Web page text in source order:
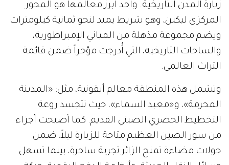
زيارة المدن التاريخية. وأحد أبرز معالمها هو المحور
المركزي لبكين، وهو شريط يمتد لنحو ثمانية كيلومترات
ويضم مجموعة مذهلة من المباني الإمبراطورية،
والساحات التاريخية، التي أُدرجت مؤخراً ضمن قائمة
التراث العالمي.
وتشمل هذه المنطقة معالم أيقونية، مثل: «المدينة
المحرمة»، و«معبد السماء»، حيث تتجسد روعة
التخطيط الحضري الصيني القديم. كما أصبحت أجزاء
من سور الصين العظيم متاحة للزيارة ليلاً، ضمن
جولات مضاءة تمنح الزائر تجربة ساحرة، بينما تسهل